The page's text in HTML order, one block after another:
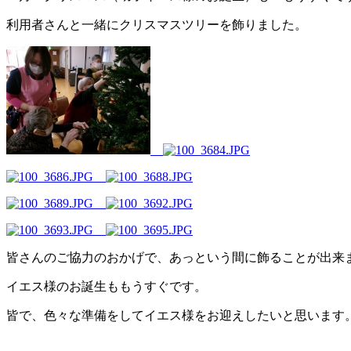
利用者さんと一緒にクリスマスツリーを飾りました。
皆さんのご協力のおかげで、あっという間に飾ることが出来
イエス様のお誕生ももうすぐです。
皆で、色々な準備をしてイエス様をお迎えしたいと思います。